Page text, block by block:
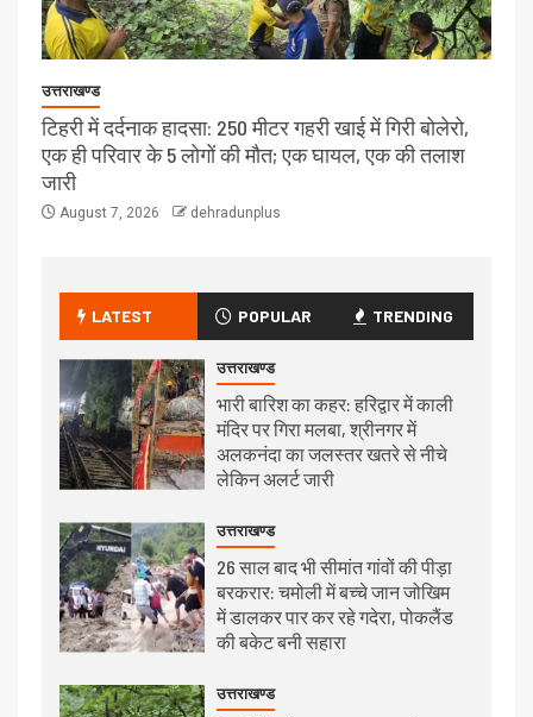
उत्तराखण्ड
टिहरी में दर्दनाक हादसा: 250 मीटर गहरी खाई में गिरी बोलेरो,
एक ही परिवार के 5 लोगों की मौत; एक घायल, एक की तलाश
जारी
August 7, 2026 dehradunplus
LATEST POPULAR TRENDING
उत्तराखण्ड
भारी बारिश का कहर: हरिद्वार में काली
मंदिर पर गिरा मलबा, श्रीनगर में
अलकनंदा का जलस्तर खतरे से नीचे
लेकिन अलर्ट जारी
उत्तराखण्ड
26 साल बाद भी सीमांत गांवों की पीड़ा
बरकरार: चमोली में बच्चे जान जोखिम
में डालकर पार कर रहे गदेरा, पोकलैंड
की बकेट बनी सहारा
उत्तराखण्ड